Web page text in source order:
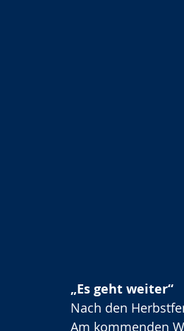
„Es geht weiter“
Nach den
Am kommenden